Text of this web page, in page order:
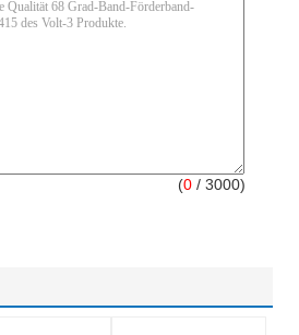
(0 / 3000)